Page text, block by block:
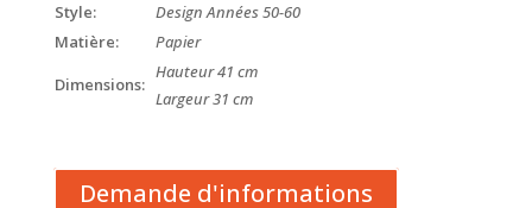
Style:
Design Années 50-60
Matière:
Papier
Dimensions:
Hauteur 41 cm
Largeur 31 cm
Demande d'informations